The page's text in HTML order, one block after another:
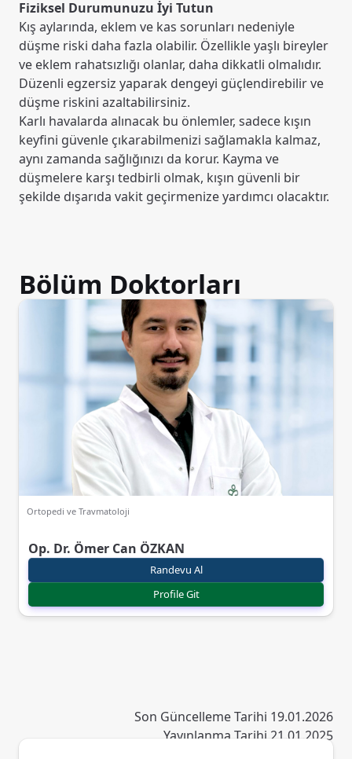
Fiziksel Durumunuzu İyi Tutun
Kış aylarında, eklem ve kas sorunları nedeniyle
düşme riski daha fazla olabilir. Özellikle yaşlı bireyler
ve eklem rahatsızlığı olanlar, daha dikkatli olmalıdır.
Düzenli egzersiz yaparak dengeyi güçlendirebilir ve
düşme riskini azaltabilirsiniz.
Karlı havalarda alınacak bu önlemler, sadece kışın
keyfini güvenle çıkarabilmenizi sağlamakla kalmaz,
aynı zamanda sağlığınızı da korur. Kayma ve
düşmelere karşı tedbirli olmak, kışın güvenli bir
şekilde dışarıda vakit geçirmenize yardımcı olacaktır.
Bölüm Doktorları
Ortopedi ve Travmatoloji
Op. Dr. Ömer Can ÖZKAN
Randevu Al
Profile Git
Son Güncelleme Tarihi 19.01.2026
Yayınlanma Tarihi 21.01.2025